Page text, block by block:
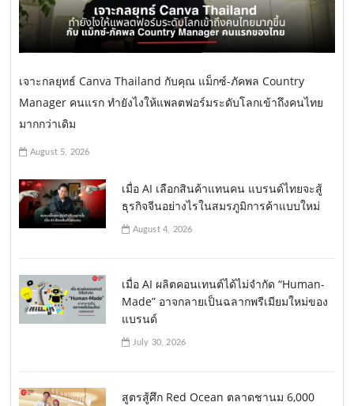
เจาะกลยุทธ์ Canva Thailand กับคุณ แม็กซ์-ภัคพล Country
Manager คนแรก ทำยังไงให้แพลตฟอร์มระดับโลกเข้าถึงคนไทย
มากกว่าเดิม
August 5, 2026
เมื่อ AI เลือกสินค้าแทนคน แบรนด์ไทยจะสู้
ธุรกิจจีนอย่างไรในสมรภูมิการค้าแบบใหม่
August 4, 2026
เมื่อ AI ผลิตคอนเทนต์ได้ไม่จำกัด “Human-
Made” อาจกลายเป็นฉลากพรีเมียมใหม่ของ
แบรนด์
July 30, 2026
สูตรสู้ศึก Red Ocean ตลาดชานม 6,000